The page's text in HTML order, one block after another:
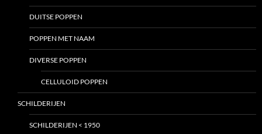
DUITSE POPPEN
POPPEN MET NAAM
DIVERSE POPPEN
CELLULOID POPPEN
SCHILDERIJEN
SCHILDERIJEN < 1950